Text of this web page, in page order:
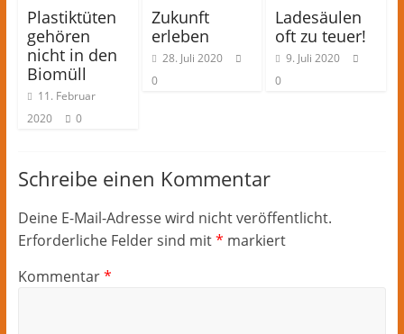
Plastiktüten
gehören
nicht in den
Biomüll
11. Februar
2020
0
Zukunft
erleben
28. Juli 2020
0
Ladesäulen
oft zu teuer!
9. Juli 2020
0
Schreibe einen Kommentar
Deine E-Mail-Adresse wird nicht veröffentlicht.
Erforderliche Felder sind mit* markiert
Kommentar*